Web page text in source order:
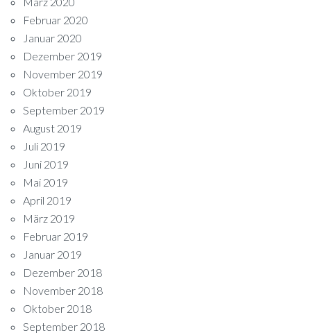
Februar 2020
Januar 2020
Dezember 2019
November 2019
Oktober 2019
September 2019
August 2019
Juli 2019
Juni 2019
Mai 2019
April 2019
März 2019
Februar 2019
Januar 2019
Dezember 2018
November 2018
Oktober 2018
September 2018